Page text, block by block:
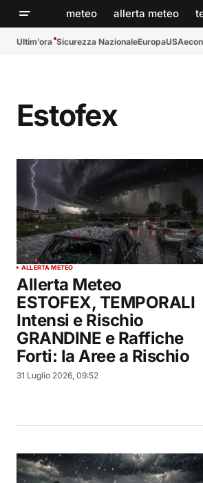
meteo allerta meteo
Ultim’ora Sicurezza NazionaleEuropaUSA
Estofex
ALLERTA METEO
Allerta Meteo
ESTOFEX, TEMPORALI
Intensi e Rischio
GRANDINE e Raffiche
Forti: la Aree a Rischio
31 Luglio 2026, 09:52